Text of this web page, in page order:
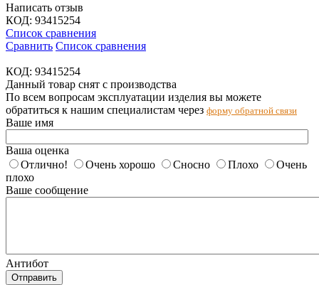
Написать отзыв
КОД: 93415254
Список сравнения
Сравнить Список сравнения
КОД: 93415254
Данный товар снят с производства
По всем вопросам эксплуатации изделия вы можете
обратиться к нашим специалистам через форму обратной связи
Ваше имя
Ваша оценка
Отлично!
Очень хорошо Сносно Плохо
Очень
плохо
Ваше сообщение
Антибот
Отправить